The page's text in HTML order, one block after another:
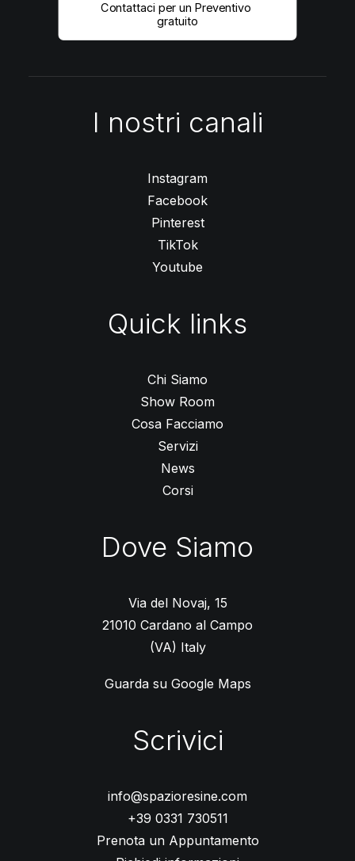
Contattaci per un Preventivo
gratuito
I nostri canali
Instagram
Facebook
Pinterest
TikTok
Youtube
Quick links
Chi Siamo
Show Room
Cosa Facciamo
Servizi
News
Corsi
Dove Siamo
Via del Novaj, 15
21010 Cardano al Campo
(VA) Italy
Guarda su Google Maps
Scrivici
info@spazioresine.com
+39 0331 730511
Prenota un Appuntamento